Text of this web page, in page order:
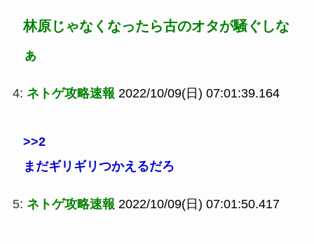
林原じゃなくなったら古のオタが騒ぐしな
ぁ
4: ネトゲ攻略速報 2022/10/09(日) 07:01:39.164
>>2
まだギリギリつかえるだろ
5: ネトゲ攻略速報 2022/10/09(日) 07:01:50.417